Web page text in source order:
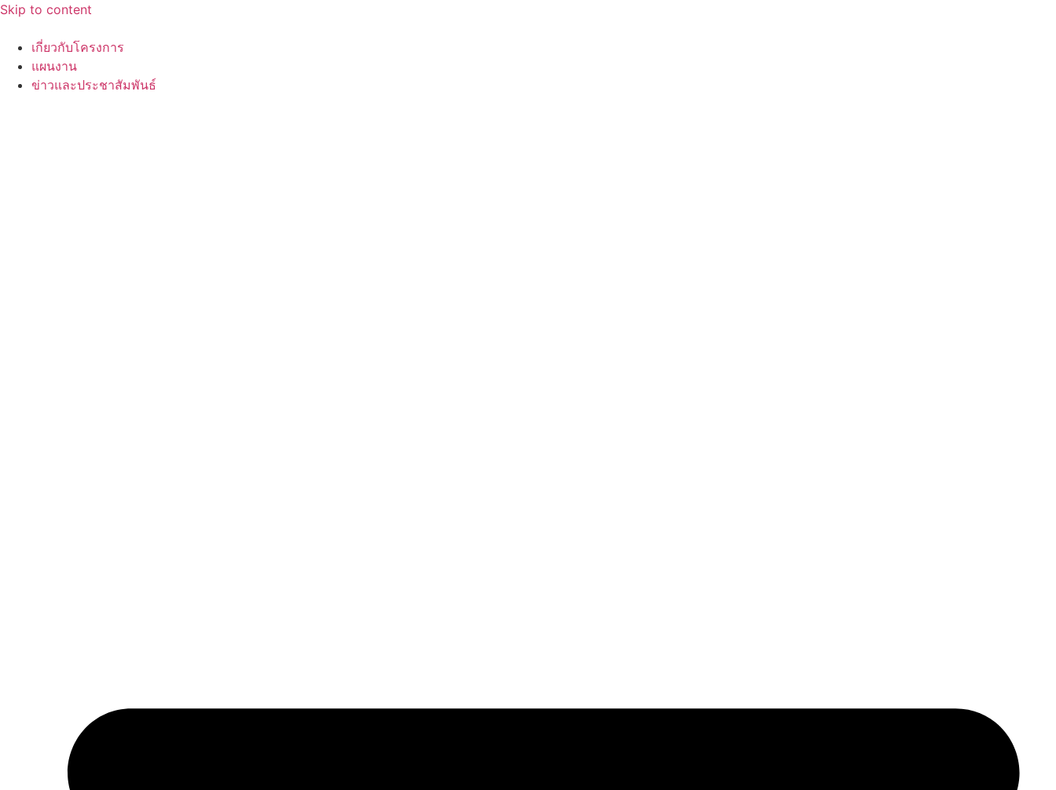
Skip to content
เกี่ยวกับโครงการ
แผนงาน
ข่าวและประชาสัมพันธ์